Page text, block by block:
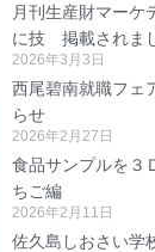
月刊生産財マー
に技 掲載されま
2026年3月3日
西尾碧南就職フ
らせ
2026年2月27日
食品サンプルを
ちご編
2026年2月11日
佐久島しおさい学